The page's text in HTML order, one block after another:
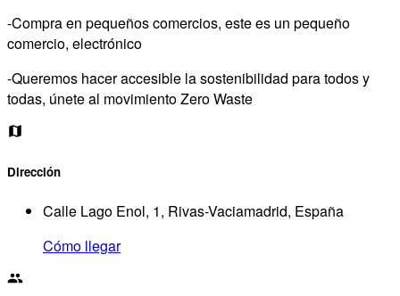
-Compra en pequeños comercios, este es un pequeño
comercio, electrónico
-Queremos hacer accesible la sostenibilidad para todos y
todas, únete al movimiento Zero Waste
Dirección
Calle Lago Enol, 1, Rivas-Vaciamadrid, España
Cómo llegar